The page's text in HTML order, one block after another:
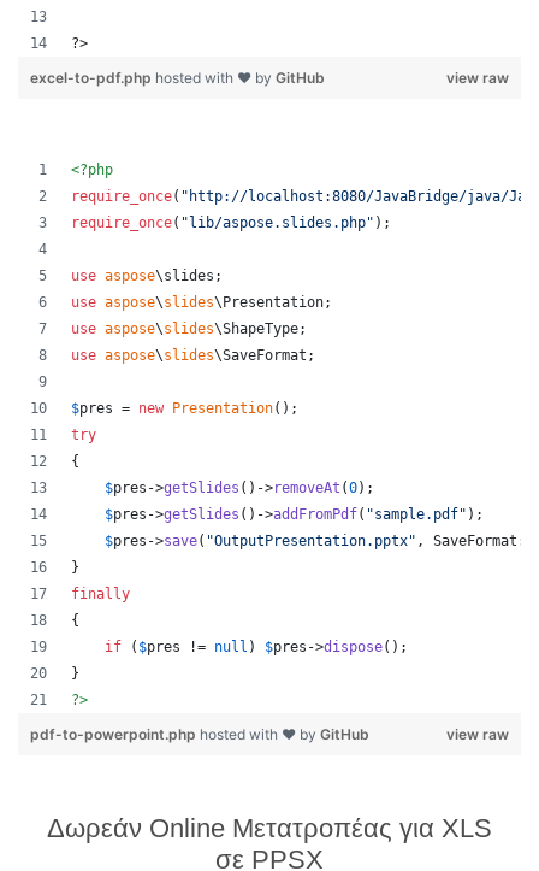
?>
view raw
excel-to-pdf.php hosted with ❤ by GitHub
<?php
require_once( " http://localhost:8080/JavaBridge/java/
require_once( " lib/aspose.slides.php" );
use aspose\slides ;
use aspose\slides\ Presentation;
use aspose\slides\ShapeType;
use aspose\slides\SaveFormat ;
$pres = new Presentation();
try
{
$pres ->getSlides ()->removeAt (0);
$pres ->getSlides ()->addFromPdf( "sample.pdf" );
$pres ->save( "OutputPresentation.pptx" ,
}
finally
{
if ( $pres != null ) $pres ->dispose();
}
?>
view raw
pdf-to-powerpoint.php hosted with ❤ by GitHub
Δωρεάν Online Μετατροπέας για XLS
σε PPSX